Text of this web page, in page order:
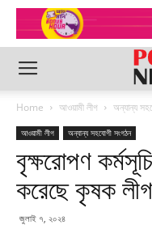
Home আওয়ামী লীগ অন্যান্য
আওয়ামী লীগ অন্যান্য সহযোগী সংগঠন
বৃক্ষরোপণ
করেছে কৃষক
জুলাই ৭, ২০২৪